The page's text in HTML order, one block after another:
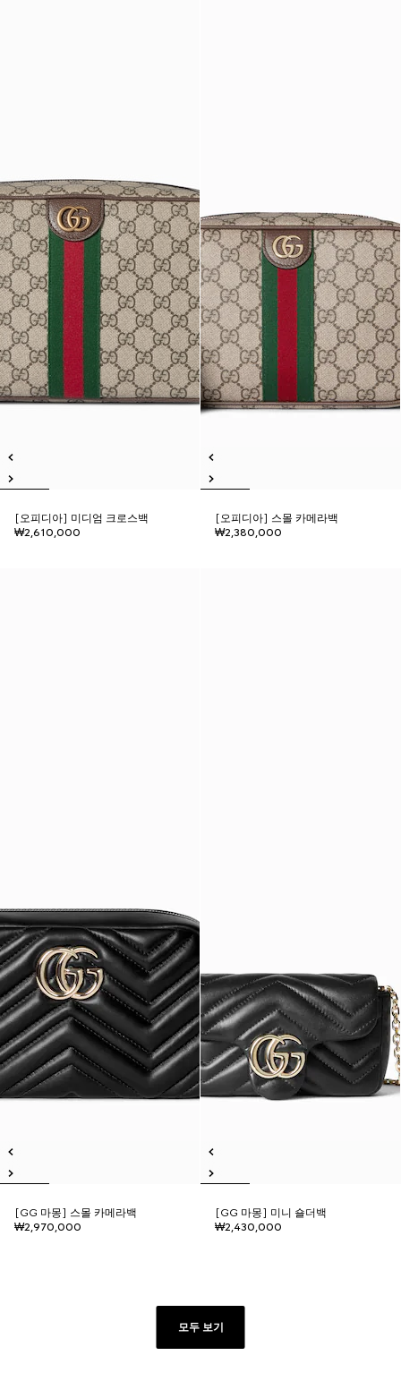
[오피디아] 미디엄 크로스백
₩2,610,000
[오피디아] 스몰 카메라백
₩2,380,000
[GG 마몽] 스몰 카메라백
₩2,970,000
[GG 마몽] 미니 숄더백
₩2,430,000
모두 보기